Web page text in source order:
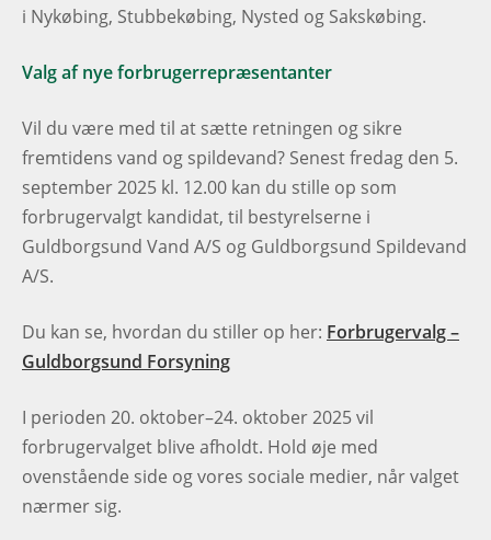
i Nykøbing, Stubbekøbing, Nysted og Sakskøbing.
Valg af nye forbrugerrepræsentanter
Vil du være med til at sætte retningen og sikre
fremtidens vand og spildevand? Senest fredag den 5.
september 2025 kl. 12.00 kan du stille op som
forbrugervalgt kandidat, til bestyrelserne i
Guldborgsund Vand A/S og Guldborgsund Spildevand
A/S.
Du kan se, hvordan du stiller op her: Forbrugervalg –
Guldborgsund Forsyning
I perioden 20. oktober–24. oktober 2025 vil
forbrugervalget blive afholdt. Hold øje med
ovenstående side og vores sociale medier, når valget
nærmer sig.